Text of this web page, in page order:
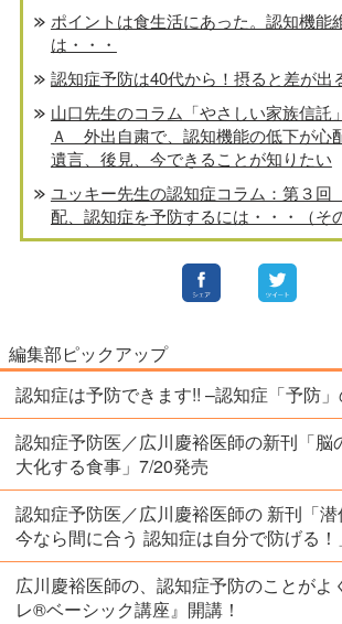
ポイントは食生活にあった。認知機能
は・・・
認知症予防は40代から！摂ると差が出
山口先生のコラム「やさしい家族信託
Ａ 外出自粛で、認知機能の低下が心
遺言、後見、今できることが知りたい
ユッキー先生の認知症コラム：第３
配、認知症を予防するには・・・（そ
編集部ピックアップ
認知症は予防できます!! –認知症「予防
認知症予防医／広川慶裕医師の新刊「脳
大化する食事」7/20発売
認知症予防医／広川慶裕医師の 新刊「潜
今なら間に合う 認知症は自分で防げる！
広川慶裕医師の、認知症予防のことがよ
レ®️ベーシック講座』開講！